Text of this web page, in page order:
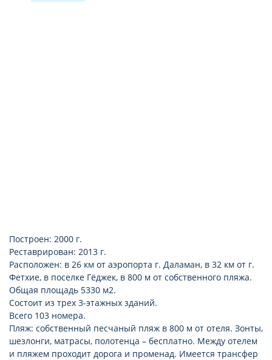
Построен: 2000 г.
Реставрирован: 2013 г.
Расположен: в 26 км от аэропорта г. Даламан, в 32 км от г.
Фетхие, в поселке Гёджек, в 800 м от собственного пляжа.
Общая площадь 5330 м2.
Состоит из трех 3-этажных зданий.
Всего 103 номера.
Пляж: собственный песчаный пляж в 800 м от отеля. Зонты,
шезлонги, матрасы, полотенца – бесплатно. Между отелем
и пляжем проходит дорога и променад. Имеется трансфер